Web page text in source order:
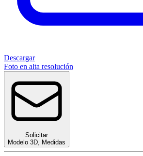
Descargar
Foto en alta resolución
Solicitar
Modelo 3D
Medidas